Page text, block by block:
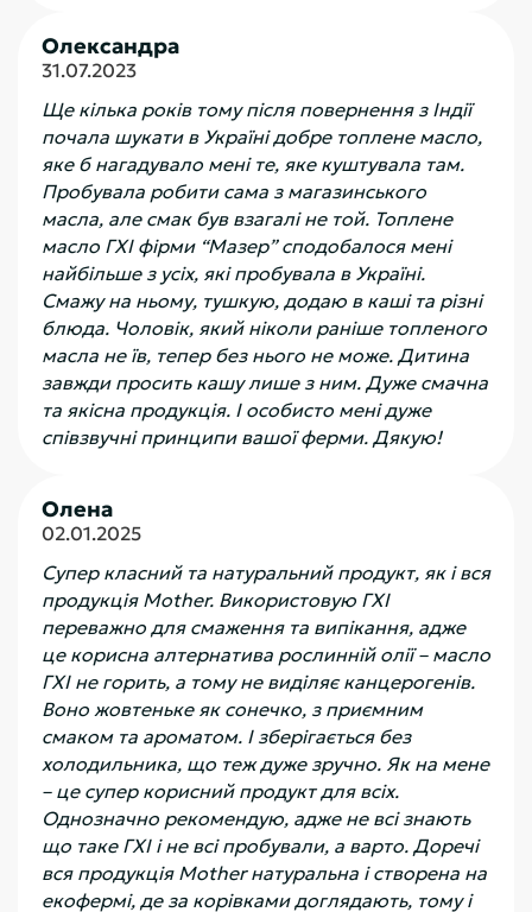
Олександра
31.07.2023
Ще кілька років тому після повернення з Індії
почала шукати в Україні добре топлене масло,
яке б нагадувало мені те, яке куштувала там.
Пробувала робити сама з магазинського
масла, але смак був взагалі не той. Топлене
масло ГХІ фірми “Мазер” сподобалося мені
найбільше з усіх, які пробувала в Україні.
Смажу на ньому, тушкую, додаю в каші та різні
блюда. Чоловік, який ніколи раніше топленого
масла не їв, тепер без нього не може. Дитина
завжди просить кашу лише з ним. Дуже смачна
та якісна продукція. І особисто мені дуже
співзвучні принципи вашої ферми. Дякую!
Олена
02.01.2025
Супер класний та натуральний продукт, як і вся
продукція Mother. Використовую ГХІ
переважно для смаження та випікання, адже
це корисна алтернатива рослинній олії – масло
ГХІ не горить, а тому не виділяє канцерогенів.
Воно жовтеньке як сонечко, з приємним
смаком та ароматом. І зберігається без
холодильника, що теж дуже зручно. Як на мене
– це супер корисний продукт для всіх.
Однозначно рекомендую, адже не всі знають
що таке ГХІ і не всі пробували, а варто. Доречі
вся продукція Mother натуральна і створена на
екофермі, де за корівками доглядають, тому і